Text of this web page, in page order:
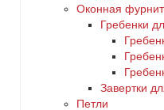
Оконная
Гребенки
Завертки
Петли